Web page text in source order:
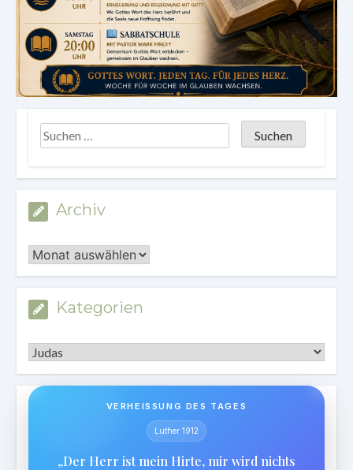
Archiv
Archiv
Kategorien
Kategorien
VERHEISSUNG DES TAGES
Luther 1912
„Der Herr ist mein Hirte, mir wird nichts